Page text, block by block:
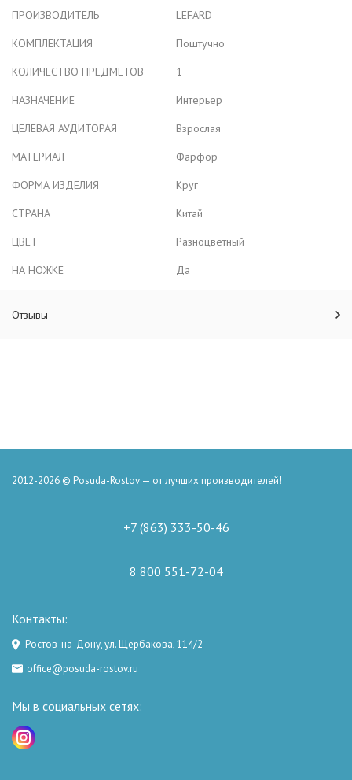
ПРОИЗВОДИТЕЛЬ
LEFARD
КОМПЛЕКТАЦИЯ
Поштучно
КОЛИЧЕСТВО ПРЕДМЕТОВ
1
НАЗНАЧЕНИЕ
Интерьер
ЦЕЛЕВАЯ АУДИТОРАЯ
Взрослая
МАТЕРИАЛ
Фарфор
ФОРМА ИЗДЕЛИЯ
Круг
СТРАНА
Китай
ЦВЕТ
Разноцветный
НА НОЖКЕ
Да
Отзывы
2012-2026 © Posuda-Rostov — от лучших производителей!
+7 (863) 333-50-46
8 800 551-72-04
Контакты:
Ростов-на-Дону, ул. Щербакова, 114/2
office@posuda-rostov.ru
Мы в социальных сетях: